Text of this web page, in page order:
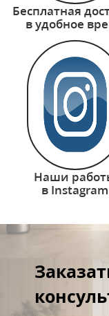
Бесплатная
в удобное
Наши
в Instagram